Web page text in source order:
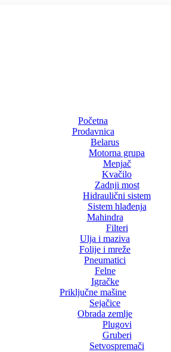
Početna
Prodavnica
Belarus
Motorna grupa
Menjač
Kvačilo
Zadnji most
Hidraulični sistem
Sistem hlađenja
Mahindra
Filteri
Ulja i maziva
Folije i mreže
Pneumatici
Felne
Igračke
Priključne mašine
Sejačice
Obrada zemlje
Plugovi
Gruberi
Setvospremači